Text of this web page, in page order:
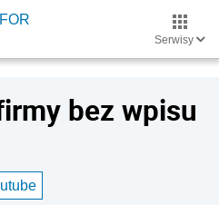
Serwisy
bez wpisu